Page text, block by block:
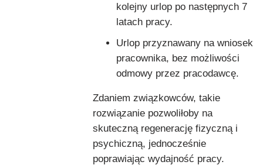
kolejny urlop po następnych 7
latach pracy.
Urlop przyznawany na wniosek
pracownika, bez możliwości
odmowy przez pracodawcę.
Zdaniem związkowców, takie
rozwiązanie pozwoliłoby na
skuteczną regenerację fizyczną i
psychiczną, jednocześnie
poprawiając wydajność pracy.